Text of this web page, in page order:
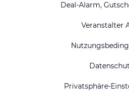
Deal-Alarm,
Veranstalter
Privatsphäre-